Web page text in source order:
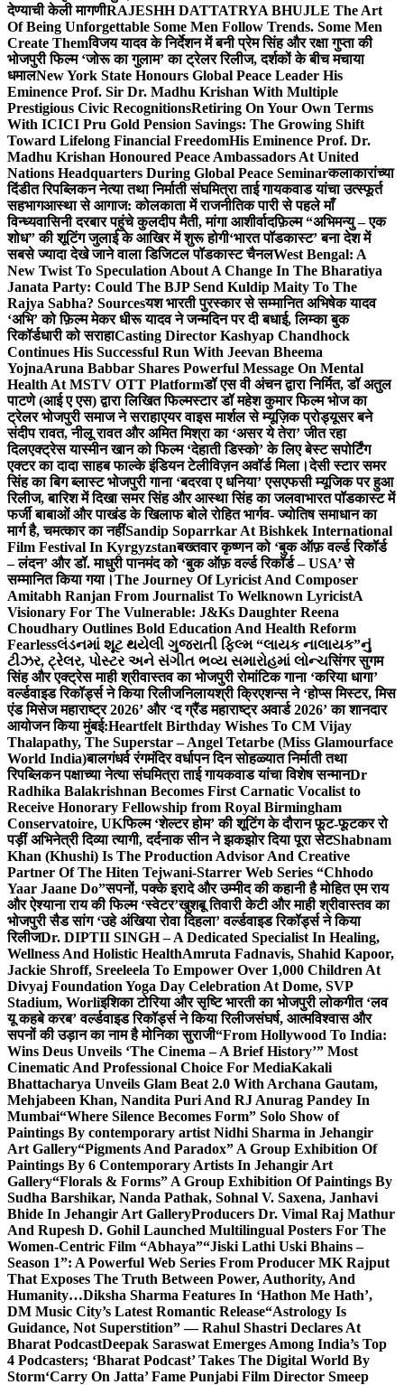
देण्याची केली मागणीRAJESHH DATTATRYA BHUJLE The Art
Of Being Unforgettable Some Men Follow Trends. Some Men
Create Themविजय यादव के निर्देशन में बनी प्रेम सिंह और रक्षा गुप्ता की
भोजपुरी फिल्म ‘जोरू का गुलाम’ का ट्रेलर रिलीज, दर्शकों के बीच मचाया
धमालNew York State Honours Global Peace Leader His
Eminence Prof. Sir Dr. Madhu Krishan With Multiple
Prestigious Civic RecognitionsRetiring On Your Own Terms
With ICICI Pru Gold Pension Savings: The Growing Shift
Toward Lifelong Financial FreedomHis Eminence Prof. Dr.
Madhu Krishan Honoured Peace Ambassadors At United
Nations Headquarters During Global Peace Seminarकलाकारांच्या
दिंडीत रिपब्लिकन नेत्या तथा निर्माती संघमित्रा ताई गायकवाड यांचा उत्स्फूर्त
सहभागआस्था से आगाज: कोलकाता में राजनीतिक पारी से पहले माँ
विन्ध्यवासिनी दरबार पहुंचे कुलदीप मैती, मांगा आशीर्वादफ़िल्म “अभिमन्यु – एक
शोध” की शूटिंग जुलाई के आखिर में शुरू होगी‘भारत पॉडकास्ट’ बना देश में
सबसे ज्यादा देखे जाने वाला डिजिटल पॉडकास्ट चैनलWest Bengal: A
New Twist To Speculation About A Change In The Bharatiya
Janata Party: Could The BJP Send Kuldip Maity To The
Rajya Sabha? Sourcesयश भारती पुरस्कार से सम्मानित अभिषेक यादव
‘अभि’ को फ़िल्म मेकर धीरू यादव ने जन्मदिन पर दी बधाई, लिम्का बुक
रिकॉर्डधारी को सराहाCasting Director Kashyap Chandhock
Continues His Successful Run With Jeevan Bheema
YojnaAruna Babbar Shares Powerful Message On Mental
Health At MSTV OTT Platformडॉ एस वी अंचन द्वारा निर्मित, डॉ अतुल
पाटणे (आई ए एस) द्वारा लिखित फिल्मस्टार डॉ महेश कुमार फिल्म भोज का
ट्रेलर भोजपुरी समाज ने सराहाएयर वाइस मार्शल से म्यूज़िक प्रोड्यूसर बने
संदीप रावत, नीलू रावत और अमित मिश्रा का ‘असर ये तेरा’ जीत रहा
दिलएक्ट्रेस यास्मीन खान को फिल्म ‘देहाती डिस्को’ के लिए बेस्ट सपोर्टिंग
एक्टर का दादा साहब फाल्के इंडियन टेलीविज़न अवॉर्ड मिला।देसी स्टार समर
सिंह का बिग ब्लास्ट भोजपुरी गाना ‘बदरवा ए धनिया’ एसएफसी म्यूजिक पर हुआ
रिलीज, बारिश में दिखा समर सिंह और आस्था सिंह का जलवाभारत पॉडकास्ट में
फर्जी बाबाओं और पाखंड के खिलाफ बोले रोहित भार्गव- ज्योतिष समाधान का
मार्ग है, चमत्कार का नहींSandip Soparrkar At Bishkek International
Film Festival In Kyrgyzstanबख्तवार कृष्णन को ‘बुक ऑफ़ वर्ल्ड रिकॉर्ड
– लंदन’ और डॉ. माधुरी पानमंद को ‘बुक ऑफ़ वर्ल्ड रिकॉर्ड – USA’ से
सम्मानित किया गया।The Journey Of Lyricist And Composer
Amitabh Ranjan From Journalist To Welknown LyricistA
Visionary For The Vulnerable: J&Ks Daughter Reena
Choudhary Outlines Bold Education And Health Reform
Fearlessલંડનમાં શૂટ થયેલી ગુજરાતી ફિલ્મ “લાયક નાલાયક”નું
ટીઝર, ટ્રેલર, પોસ્ટર અને સંગીત ભવ્ય સમારોહમાં લોન્ચसिंगर सुगम
सिंह और एक्ट्रेस माही श्रीवास्तव का भोजपुरी रोमांटिक गाना ‘करिया धागा’
वर्ल्डवाइड रिकॉर्ड्स ने किया रिलीजनिलायश्री क्रिएशन्स ने ‘होप्स मिस्टर, मिस
एंड मिसेज महाराष्ट्र 2026’ और ‘द ग्रैंड महाराष्ट्र अवार्ड 2026’ का शानदार
आयोजन किया मुंबई:Heartfelt Birthday Wishes To CM Vijay
Thalapathy, The Superstar – Angel Tetarbe (Miss Glamourface
World India)बालगंधर्व रंगमंदिर वर्धापन दिन सोहळ्यात निर्माती तथा
रिपब्लिकन पक्षाच्या नेत्या संघमित्रा ताई गायकवाड यांचा विशेष सन्मानDr
Radhika Balakrishnan Becomes First Carnatic Vocalist to
Receive Honorary Fellowship from Royal Birmingham
Conservatoire, UKफिल्म ‘शेल्टर होम’ की शूटिंग के दौरान फूट-फूटकर रो
पड़ीं अभिनेत्री दिव्या त्यागी, दर्दनाक सीन ने झकझोर दिया पूरा सेटShabnam
Khan (Khushi) Is The Production Advisor And Creative
Partner Of The Hiten Tejwani-Starrer Web Series “Chhodo
Yaar Jaane Do”सपनों, पक्के इरादे और उम्मीद की कहानी है मोहित एम राय
और ऐश्याना राय की फिल्म ‘स्वेटर’खुशबू तिवारी केटी और माही श्रीवास्तव का
भोजपुरी सैड सांग ‘उहे अंखिया रोवा दिहला’ वर्ल्डवाइड रिकॉर्ड्स ने किया
रिलीजDr. DIPTII SINGH – A Dedicated Specialist In Healing,
Wellness And Holistic HealthAmruta Fadnavis, Shahid Kapoor,
Jackie Shroff, Sreeleela To Empower Over 1,000 Children At
Divyaj Foundation Yoga Day Celebration At Dome, SVP
Stadium, Worliइशिका टोरिया और सृष्टि भारती का भोजपुरी लोकगीत ‘लव
यू कहबे करब’ वर्ल्डवाइड रिकॉर्ड्स ने किया रिलीजसंघर्ष, आत्मविश्वास और
सपनों की उड़ान का नाम है मोनिका सुराजी“From Hollywood To India:
Wins Deus Unveils ‘The Cinema – A Brief History’” Most
Cinematic And Professional Choice For MediaKakali
Bhattacharya Unveils Glam Beat 2.0 With Archana Gautam,
Mehjabeen Khan, Nandita Puri And RJ Anurag Pandey In
Mumbai“Where Silence Becomes Form” Solo Show of
Paintings By contemporary artist Nidhi Sharma in Jehangir
Art Gallery“Pigments And Paradox” A Group Exhibition Of
Paintings By 6 Contemporary Artists In Jehangir Art
Gallery“Florals & Forms” A Group Exhibition Of Paintings By
Sudha Barshikar, Nanda Pathak, Sohnal V. Saxena, Janhavi
Bhide In Jehangir Art GalleryProducers Dr. Vimal Raj Mathur
And Rupesh D. Gohil Launched Multilingual Posters For The
Women-Centric Film “Abhaya”“Jiski Lathi Uski Bhains –
Season 1”: A Powerful Web Series From Producer MK Rajput
That Exposes The Truth Between Power, Authority, And
Humanity…Diksha Sharma Features In ‘Hathon Me Hath’,
DM Music City’s Latest Romantic Release“Astrology Is
Guidance, Not Superstition” — Rahul Shastri Declares At
Bharat PodcastDeepak Saraswat Emerges Among India’s Top
4 Podcasters; ‘Bharat Podcast’ Takes The Digital World By
Storm‘Carry On Jatta’ Fame Punjabi Film Director Smeep